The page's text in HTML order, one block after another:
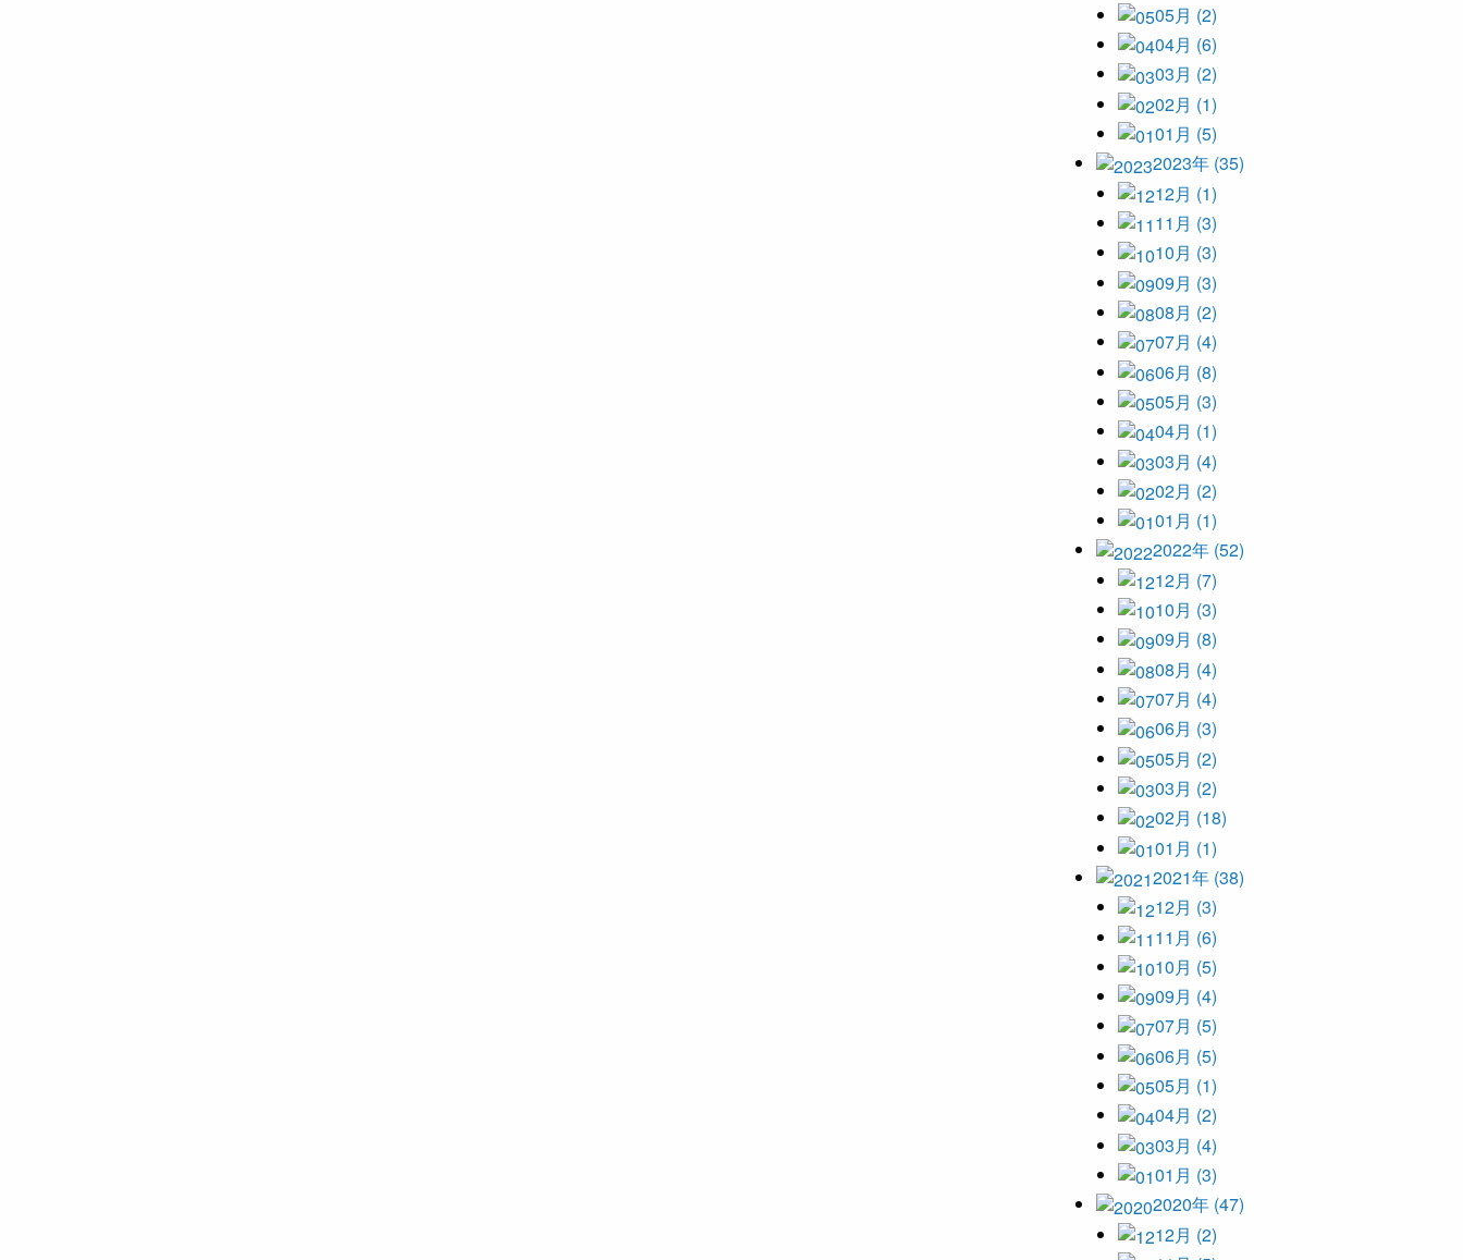
05月 (2)
04月 (6)
03月 (2)
02月 (1)
01月 (5)
2023年 (35)
12月 (1)
11月 (3)
10月 (3)
09月 (3)
08月 (2)
07月 (4)
06月 (8)
05月 (3)
04月 (1)
03月 (4)
02月 (2)
01月 (1)
2022年 (52)
12月 (7)
10月 (3)
09月 (8)
08月 (4)
07月 (4)
06月 (3)
05月 (2)
03月 (2)
02月 (18)
01月 (1)
2021年 (38)
12月 (3)
11月 (6)
10月 (5)
09月 (4)
07月 (5)
06月 (5)
05月 (1)
04月 (2)
03月 (4)
01月 (3)
2020年 (47)
12月 (2)